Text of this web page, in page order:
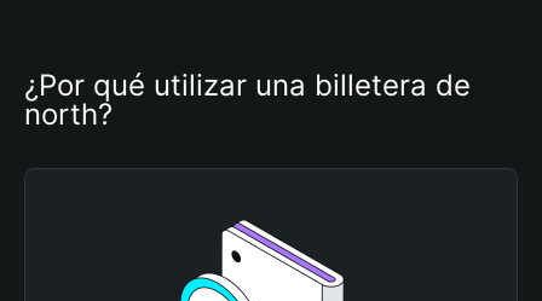
¿Por qué utilizar una billetera de
north?